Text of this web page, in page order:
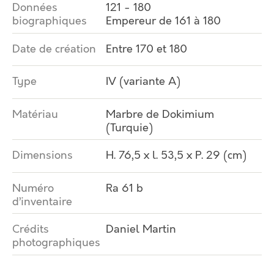
Données
biographiques
121 - 180
Empereur de 161 à 180
Date de création Entre 170 et 180
Type IV (variante A)
Matériau
Marbre de Dokimium
(Turquie)
Dimensions H. 76,5 x l. 53,5 x P. 29 (cm)
Numéro
d’inventaire
Ra 61 b
Crédits
photographiques
Daniel Martin